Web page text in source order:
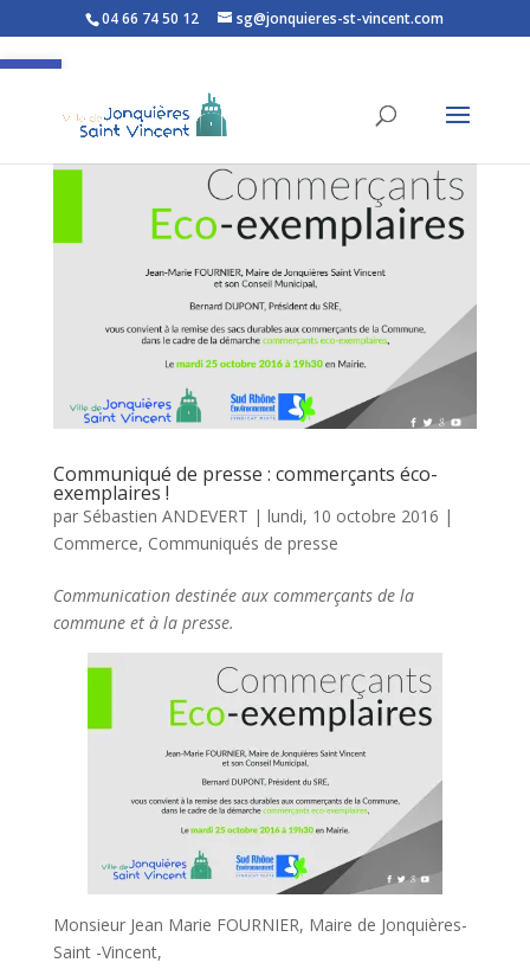
Ouvrir la barre d’outils
04 66 74 50 12 sg@jonquieres-st-vincent.com
Communiqué de presse : commerçants éco-
exemplaires !
par Sébastien ANDEVERT | lundi, 10 octobre 2016 |
Commerce, Communiqués de presse
Communication destinée aux commerçants de la
commune et à la presse.
Monsieur Jean Marie FOURNIER, Maire de Jonquières-
Saint -Vincent,